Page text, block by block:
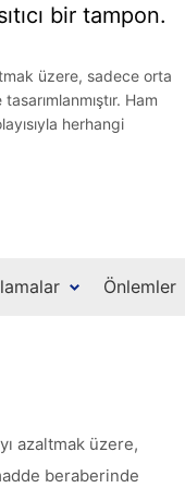
bir tampon.
üzere, sadece orta
Ham
herhangi
Önlemler
azaltmak üzere,
beraberinde